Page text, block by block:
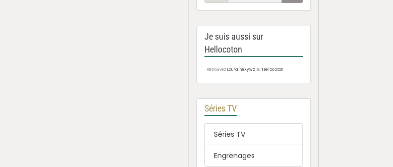
Je suis aussi sur
Hellocoton
RetrouvezLauralineXywz surHellocoton
Séries TV
Séries TV
Engrenages